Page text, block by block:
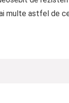
multe astfel